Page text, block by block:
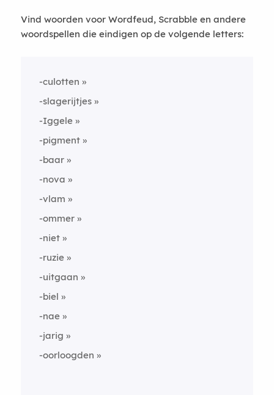
Vind woorden voor Wordfeud, Scrabble en andere
woordspellen die eindigen op de volgende letters:
-culotten
-slagerijtjes
-Iggele
-pigment
-baar
-nova
-vlam
-ommer
-niet
-ruzie
-uitgaan
-biel
-nae
-jarig
-oorloogden